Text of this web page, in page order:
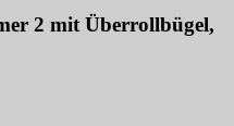
2 mit Überrollbügel,